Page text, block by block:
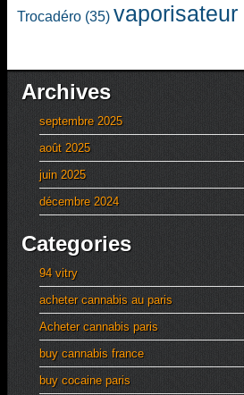
Trocadéro (35) vaporisateur
Archives
septembre 2025
août 2025
juin 2025
décembre 2024
Categories
94 vitry
acheter cannabis au paris
Acheter cannabis paris
buy cannabis france
buy cocaine paris